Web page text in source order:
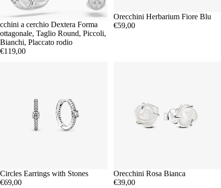
cchini a cerchio Dextera Forma
ottagonale, Taglio Round, Piccoli,
Bianchi, Placcato rodio
€119,00
Orecchini Herbarium Fiore Blu
€59,00
Circles Earrings with Stones
€69,00
Orecchini Rosa Bianca
€39,00